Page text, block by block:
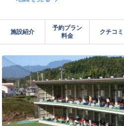
施設紹介
予約プラン
料金
クチコミ